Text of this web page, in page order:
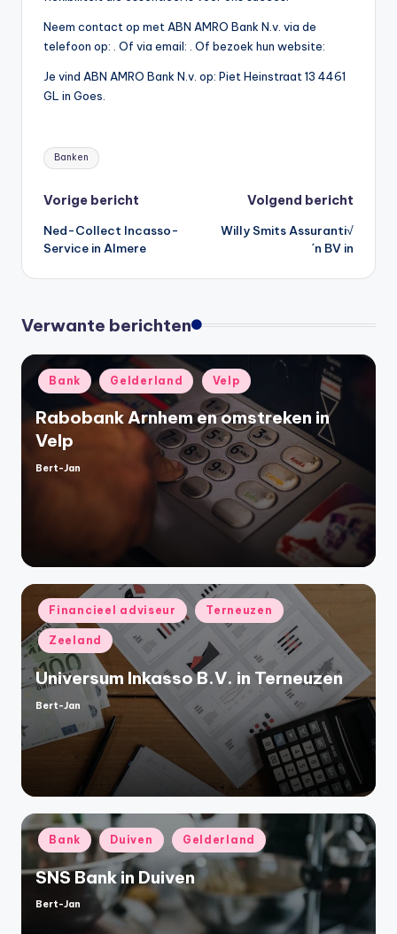
Neem contact op met ABN AMRO Bank N.v. via de
telefoon op: . Of via email: . Of bezoek hun website:
Je vind ABN AMRO Bank N.v. op: Piet Heinstraat 13 4461
GL in Goes.
Tags:
Banken
Bericht
navigatie
Vorige bericht
Ned-Collect Incasso-
Service in Almere
Volgend bericht
Willy Smits Assuranti√
´n BV in
Verwante berichten
Geplaatst
in
Bank Gelderland Velp
Rabobank Arnhem en omstreken in
Velp
Geplaatst
Bert-Jan
Geplaatst
in
Financieel adviseur Terneuzen
Zeeland
Universum Inkasso B.V. in Terneuzen
Geplaatst
Bert-Jan
Geplaatst
in
Bank Duiven Gelderland
SNS Bank in Duiven
Geplaatst
Bert-Jan